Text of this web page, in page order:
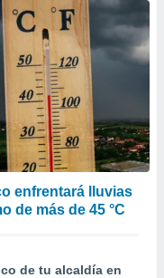
enfrentará lluvias
de más de 45 °C
de tu alcaldía en